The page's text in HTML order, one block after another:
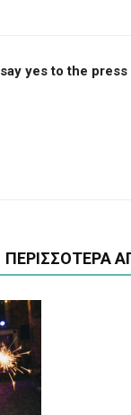
say yes to the press
ΠΕΡΙΣΣΟΤΕΡΑ